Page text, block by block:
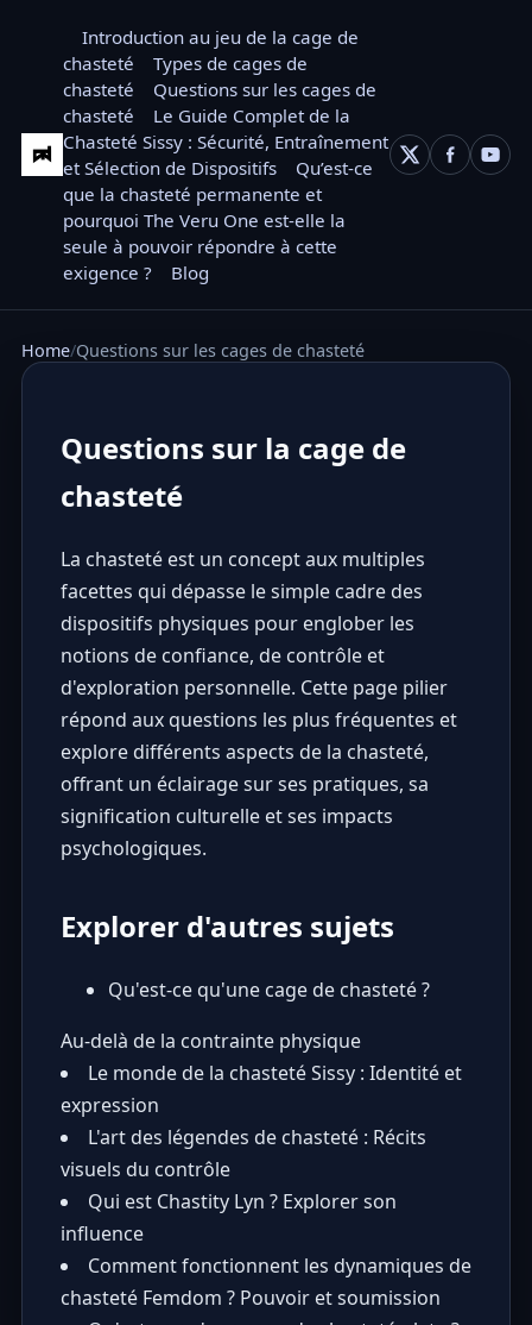
Introduction au jeu de la cage de
chasteté
Types de cages de
chasteté
Questions sur les cages de
chasteté
Le Guide Complet de la
Chasteté Sissy : Sécurité, Entraînement
et Sélection de Dispositifs
Qu’est-ce
que la chasteté permanente et
pourquoi The Veru One est-elle la
seule à pouvoir répondre à cette
exigence ?
Blog
Home Questions sur les cages de chasteté
Questions sur la cage de
chasteté
La chasteté est un concept aux multiples
facettes qui dépasse le simple cadre des
dispositifs physiques pour englober les
notions de confiance, de contrôle et
d'exploration personnelle. Cette page pilier
répond aux questions les plus fréquentes et
explore différents aspects de la chasteté,
offrant un éclairage sur ses pratiques, sa
signification culturelle et ses impacts
psychologiques.
Explorer d'autres sujets
Qu'est-ce qu'une cage de chasteté ?
Au-delà de la contrainte physique
Le monde de la chasteté Sissy : Identité et
expression
L'art des légendes de chasteté : Récits
visuels du contrôle
Qui est Chastity Lyn ? Explorer son
influence
Comment fonctionnent les dynamiques de
chasteté Femdom ? Pouvoir et soumission